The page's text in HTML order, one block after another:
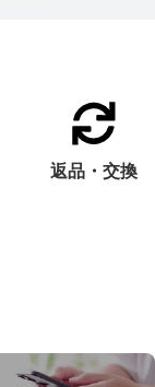
返品・交換